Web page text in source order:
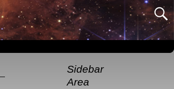
Sidebar
Area